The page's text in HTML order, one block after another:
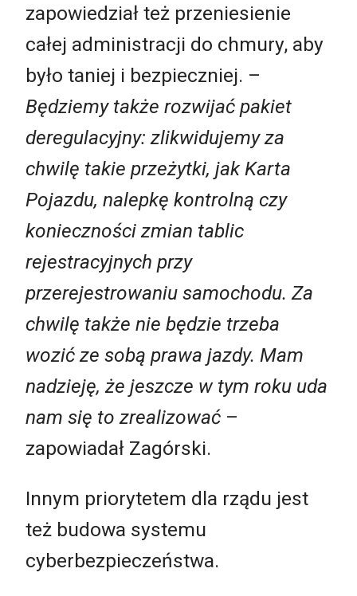
zapowiedział też przeniesienie
całej administracji do chmury, aby
było taniej i bezpieczniej. –
Będziemy także rozwijać pakiet
deregulacyjny: zlikwidujemy za
chwilę takie przeżytki, jak Karta
Pojazdu, nalepkę kontrolną czy
konieczności zmian tablic
rejestracyjnych przy
przerejestrowaniu samochodu. Za
chwilę także nie będzie trzeba
wozić ze sobą prawa jazdy. Mam
nadzieję, że jeszcze w tym roku uda
nam się to zrealizować –
zapowiadał Zagórski.
Innym priorytetem dla rządu jest
też budowa systemu
cyberbezpieczeństwa.